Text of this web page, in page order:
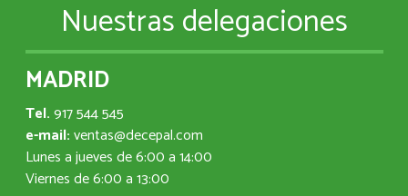
Nuestras delegaciones
MADRID
Tel.917 544 545
e-mail:ventas@decepal.com
Lunes a jueves de 6:00 a 14:00
Viernes de 6:00 a 13:00